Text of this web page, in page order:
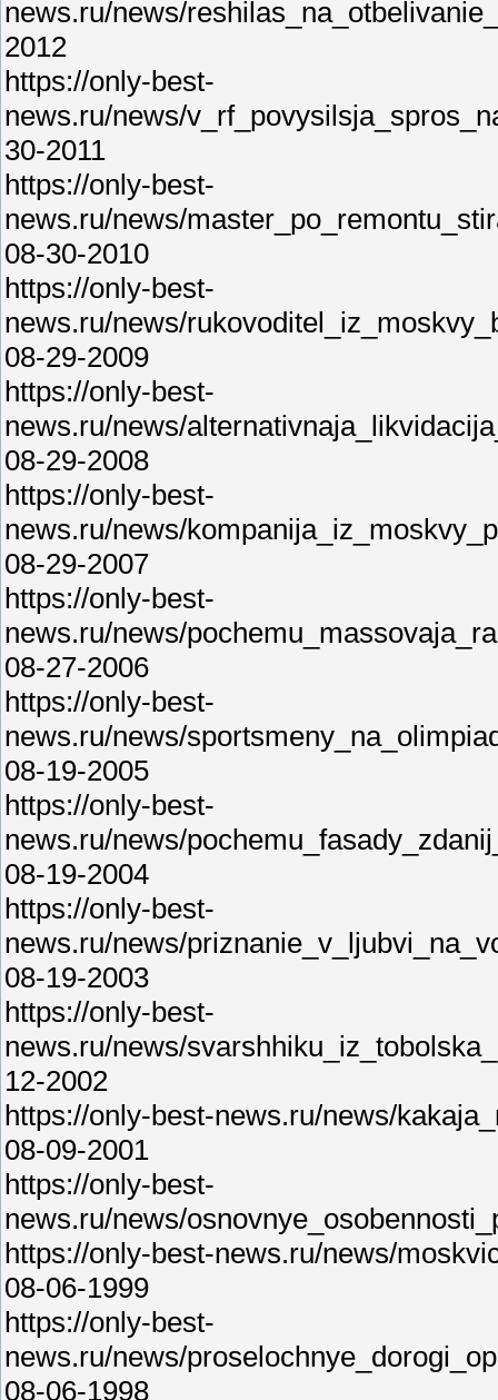
news.ru/news/
2012
https://only-best-
news.ru/news/
30-2011
https://only-best-
news.ru/news/
08-30-2010
https://only-best-
news.ru/news/
08-29-2009
https://only-best-
news.ru/news/
08-29-2008
https://only-best-
news.ru/news/
08-29-2007
https://only-best-
news.ru/news/
08-27-2006
https://only-best-
news.ru/news/
08-19-2005
https://only-best-
news.ru/news/
08-19-2004
https://only-best-
news.ru/news/
08-19-2003
https://only-best-
news.ru/news/
12-2002
https://only-best-news.ru/news/
08-09-2001
https://only-best-
news.ru/news/
https://only-best-news.ru/news/
08-06-1999
https://only-best-
news.ru/news/
08-06-1998